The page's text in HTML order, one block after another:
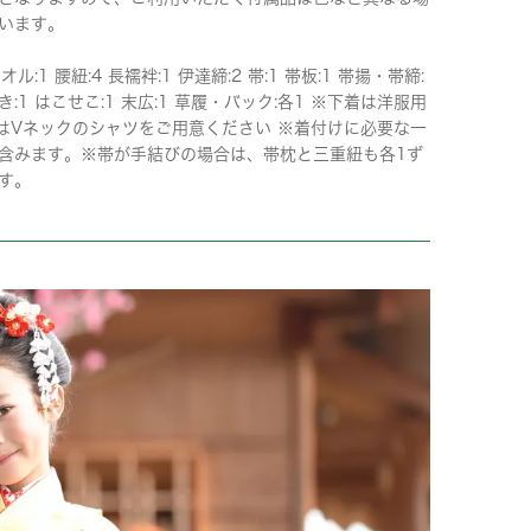
ます。
ル:1 腰紐:4 長襦袢:1 伊達締:2 帯:1 帯板:1 帯揚・帯締:
:1 はこせこ:1 末広:1 草履・バック:各1 ※下着は洋服用
Vネックのシャツをご用意ください ※着付けに必要な一
みます。※帯が手結びの場合は、帯枕と三重紐も各1ず
。